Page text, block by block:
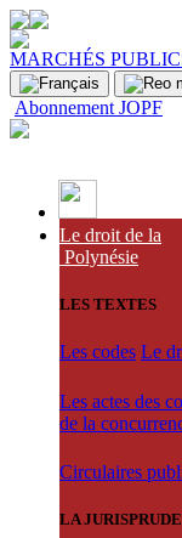
MARCHÉS
Abonnement JOPF
Le droit de la
Polynésie
LES TEXTES
Les codes Le
Les actes des
de la
Circulaires
LA